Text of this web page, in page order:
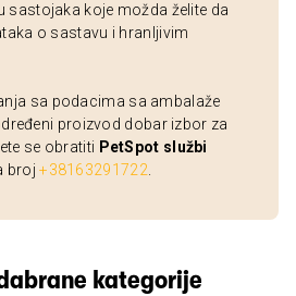
sastojaka koje možda želite da
o sastavu i hranljivim
sa podacima sa ambalaže
proizvod dobar izbor za
se obratiti PetSpot službi
broj+38163291722
kategorije